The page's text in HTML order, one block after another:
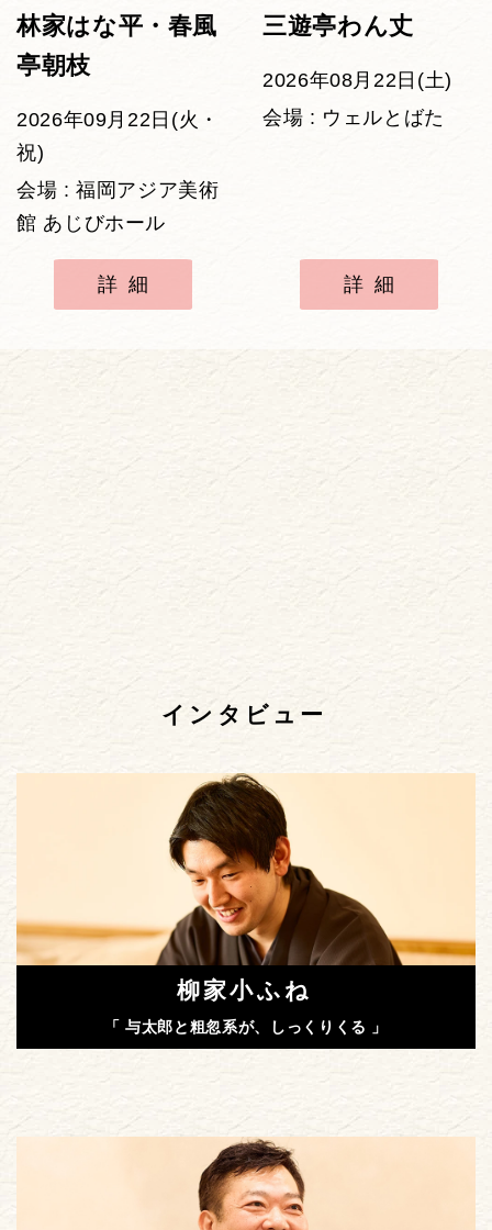
林家はな平・春風
亭朝枝
2026年09月22日(火・
祝)
会場 : 福岡アジア美術
館 あじびホール
詳細
三遊亭わん丈
2026年08月22日(土)
会場 : ウェルとばた
詳細
インタビュー
柳家小ふね
「 与太郎と粗忽系が、しっくりくる 」